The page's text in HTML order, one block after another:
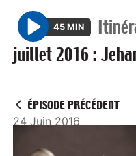
P
l
45 MIN
juillet 2016 :
ÉPISODE PRÉCÉDENT
24 Juin 2016